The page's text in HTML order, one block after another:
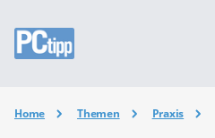
Home Themen Praxis